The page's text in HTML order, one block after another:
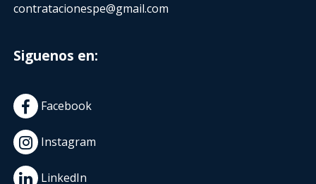
contratacionespe@gmail.com
Siguenos en:
Facebook
Instagram
LinkedIn